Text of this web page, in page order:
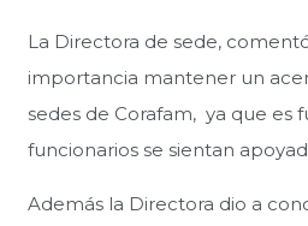
La Directora de sede,
importancia mantener un
sedes de Corafam, ya que es
funcionarios se sientan
Además la Directora dio a